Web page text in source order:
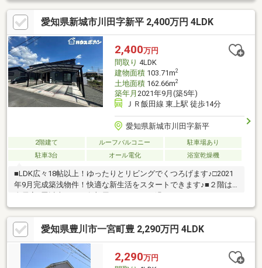
がある方、自営業の方、転職歴のある方、ローン残債を残して購
入された方も、おてつだいさせて頂きました。ぜひご相談くださ
い！お得に買うなら《ハウスドゥ！豊川八幡》お家の購入・売
却・ローン相談、何でもお任せください♪【対応言語：英語 ／ポ
ルトガル語】（language：English／Portuguese）
愛知県新城市川田字新平 2,400万円 4LDK
2,400万円
間取り 4LDK
建物面積103.71m2
土地面積162.66m2
築年月 2021年9月(築5年)
ＪＲ飯田線 東上駅 徒歩14分
愛知県新城市川田字新平
2階建て ルーフバルコニー
駐車場あり
駐車3台
オール電化 浴室乾燥機
■LDK広々18帖以上！ゆったりとリビングでくつろげます♪□2021
年9月完成築浅物件！快適な新生活をスタートできます♪■２階は
全居室収納付き！各部屋スッキリ収納◎＊＊ライフインフォメー
ション＊＊■JR飯田線「東上」駅…徒歩約14分□千郷小学校…徒歩
約37分■千郷中学校…徒歩約39分□千郷西こども園…徒歩約9分■セ
ブンイレブン新城川田店…徒歩約5分物件の詳細はもちろん、住宅
ローンなどのご相談も承ります！まずはお気軽にお問い合わせく
ださい♪
愛知県豊川市一宮町豊 2,290万円 4LDK
2,290万円